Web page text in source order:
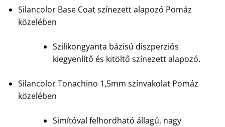
Silancolor Base Coat színezett alapozó Pomáz
közelében
Szilikongyanta bázisú diszperziós
kiegyenlítő és kitöltő színezett alapozó.
Silancolor Tonachino 1,5mm színvakolat Pomáz
közelében
Simítóval felhordható állagú, nagy